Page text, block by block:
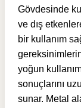
Gövdesinde
ve dış
bir kullanım
yoğun
sonuçlarını
sunar. Metal